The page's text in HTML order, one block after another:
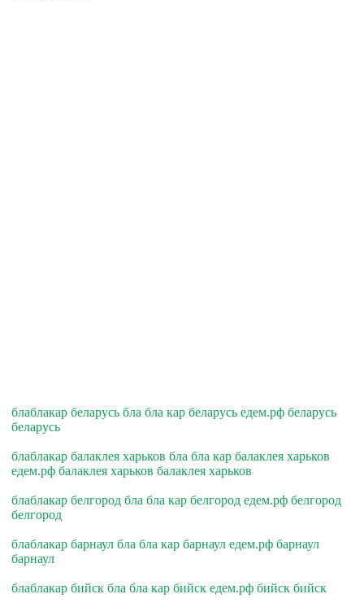
блаблакар беларусь бла бла кар беларусь едем.рф беларусь
беларусь
блаблакар балаклея харьков бла бла кар балаклея харьков
едем.рф балаклея харьков балаклея харьков
блаблакар белгород бла бла кар белгород едем.рф белгород
белгород
блаблакар барнаул бла бла кар барнаул едем.рф барнаул
барнаул
блаблакар бийск бла бла кар бийск едем.рф бийск бийск